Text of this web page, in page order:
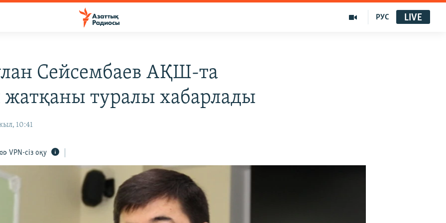
РУС LIVE
Сейсембаев АҚШ-та
туралы хабарлады
10:41
VPN-сіз оқу